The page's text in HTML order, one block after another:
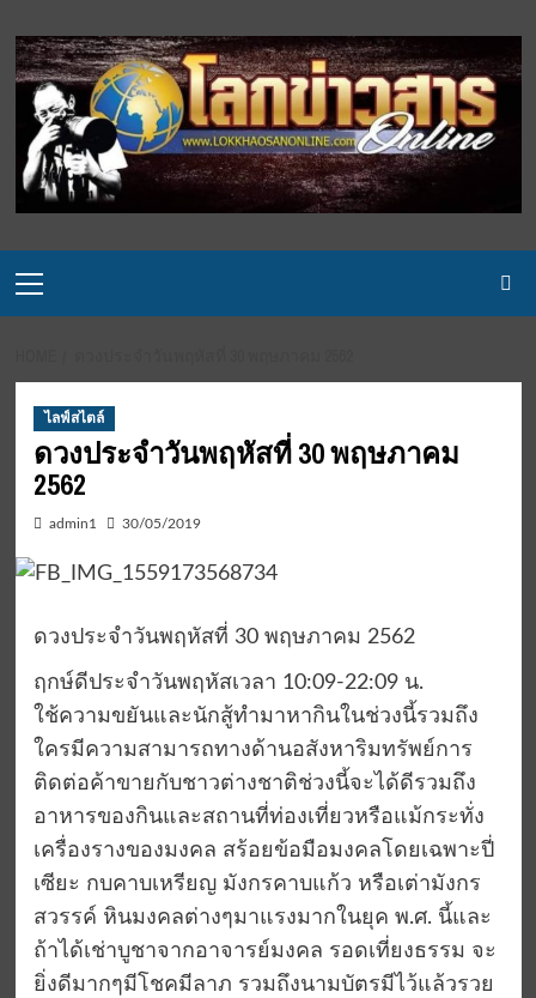
to
content
Menu
ไลฟ์สไตล์
ดวงประจำวันพฤหัสที่ 30 พฤษภาคม
2562
admin1 30/05/2019
ดวงประจำวันพฤหัสที่ 30 พฤษภาคม 2562
ฤกษ์ดีประจำวันพฤหัสเวลา 10:09-22:09 น.
ใช้ความขยันและนักสู้ทำมาหากินในช่วงนี้รวมถึง
ใครมีความสามารถทางด้านอสังหาริมทรัพย์การ
ติดต่อค้าขายกับชาวต่างชาติช่วงนี้จะได้ดีรวมถึง
อาหารของกินและสถานที่ท่องเที่ยวหรือแม้กระทั่ง
เครื่องรางของมงคล สร้อยข้อมือมงคลโดยเฉพาะปี่
เซียะ กบคาบเหรียญ มังกรคาบแก้ว หรือเต่ามังกร
สวรรค์ หินมงคลต่างๆมาแรงมากในยุค พ.ศ. นี้และ
ถ้าได้เช่าบูชาจากอาจารย์มงคล รอดเที่ยงธรรม จะ
ยิ่งดีมากๆมีโชคมีลาภ รวมถึงนามบัตรมีไว้แล้วรวย